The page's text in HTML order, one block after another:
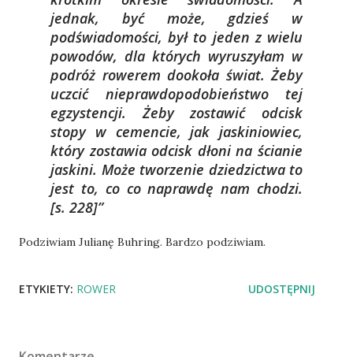
jednak, być może, gdzieś w
podświadomości, był to jeden z wielu
powodów, dla których wyruszyłam w
podróż rowerem dookoła świat. Żeby
uczcić nieprawdopodobieństwo tej
egzystencji. Żeby zostawić odcisk
stopy w cemencie, jak jaskiniowiec,
który zostawia odcisk dłoni na ścianie
jaskini. Może tworzenie dziedzictwa to
jest to, co co naprawdę nam chodzi.
[s. 228]
Podziwiam Julianę Buhring. Bardzo podziwiam.
ETYKIETY: ROWER UDOSTĘPNIJ